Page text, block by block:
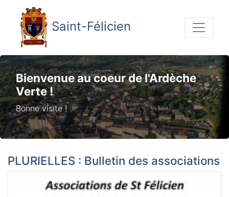
Saint-Félicien
Bienvenue au coeur de l'Ardèche
Verte !
Bonne visite !
PLURIELLES : Bulletin des associations